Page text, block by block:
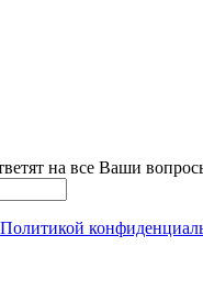
на все Ваши